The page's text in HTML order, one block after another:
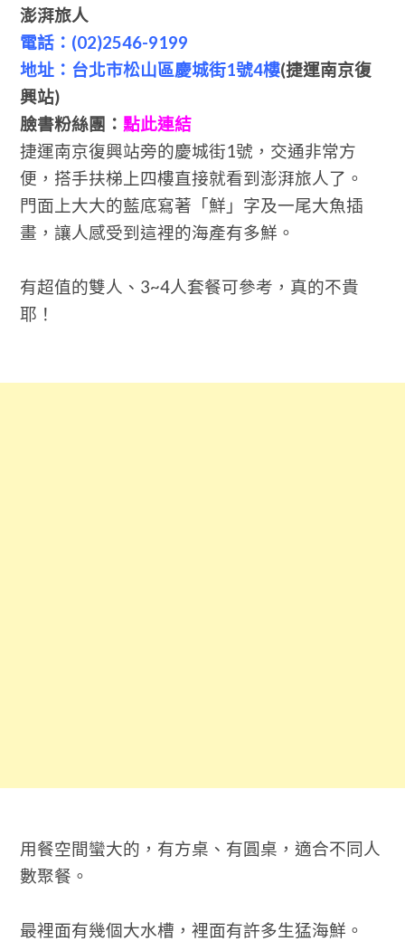
澎湃旅人
電話：(02)2546-9199
地址：台北市松山區慶城街1號4樓(捷運南京復
興站)
臉書粉絲團： 點此連結
捷運南京復興站旁的慶城街1號，交通非常方
便，搭手扶梯上四樓直接就看到澎湃旅人了。
門面上大大的藍底寫著「鮮」字及一尾大魚插
畫，讓人感受到這裡的海產有多鮮。
有超值的雙人、3~4人套餐可參考，真的不貴
耶！
用餐空間蠻大的，有方桌、有圓桌，適合不同人
數聚餐。
最裡面有幾個大水槽，裡面有許多生猛海鮮。